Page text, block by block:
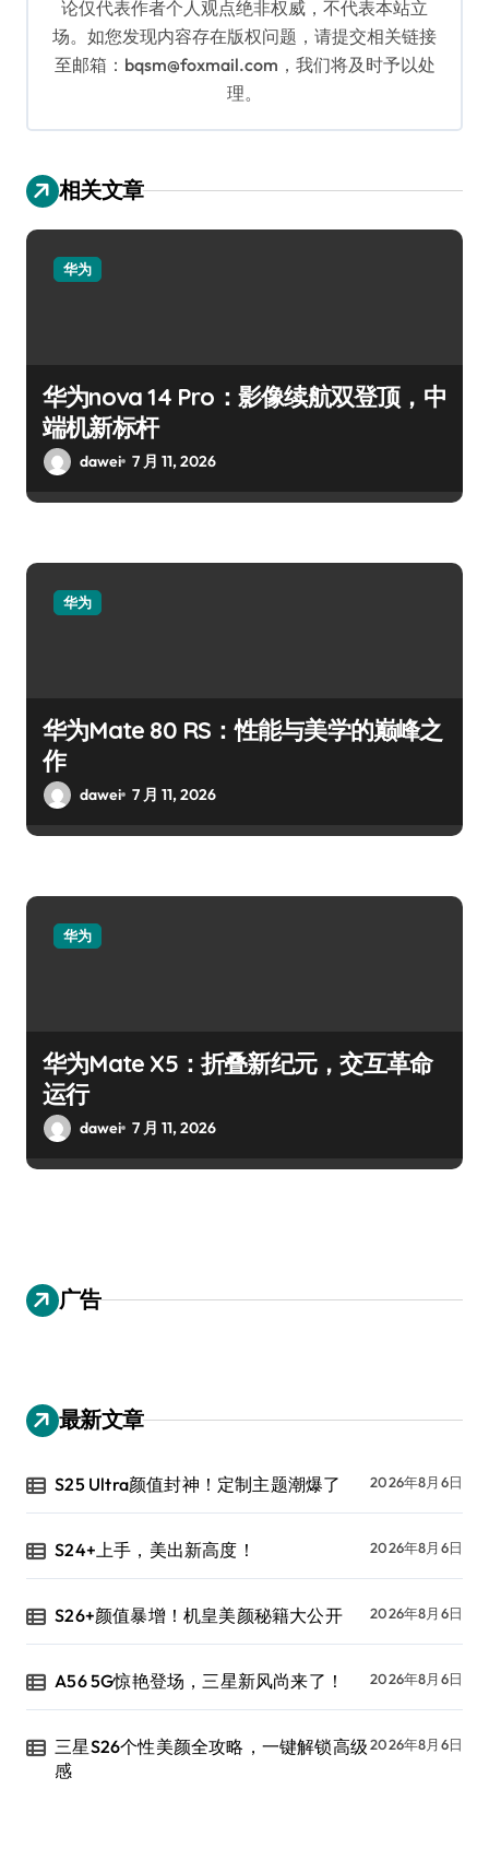
论仅代表作者个人观点绝非权威，不代表本站立
场。如您发现内容存在版权问题，请提交相关链接
至邮箱：bqsm@foxmail.com，我们将及时予以处
理。
相关文章
华为
华为nova 14 Pro：影像续航双登顶，中
端机新标杆
dawei 7 月 11, 2026
华为
华为Mate 80 RS：性能与美学的巅峰之
作
dawei 7 月 11, 2026
华为
华为Mate X5：折叠新纪元，交互革命
运行
dawei 7 月 11, 2026
广告
最新文章
S25 Ultra颜值封神！定制主题潮爆了 2026年8月6日
S24+上手，美出新高度！ 2026年8月6日
S26+颜值暴增！机皇美颜秘籍大公开 2026年8月6日
A56 5G惊艳登场，三星新风尚来了！ 2026年8月6日
三星S26个性美颜全攻略，一键解锁高级
感
2026年8月6日